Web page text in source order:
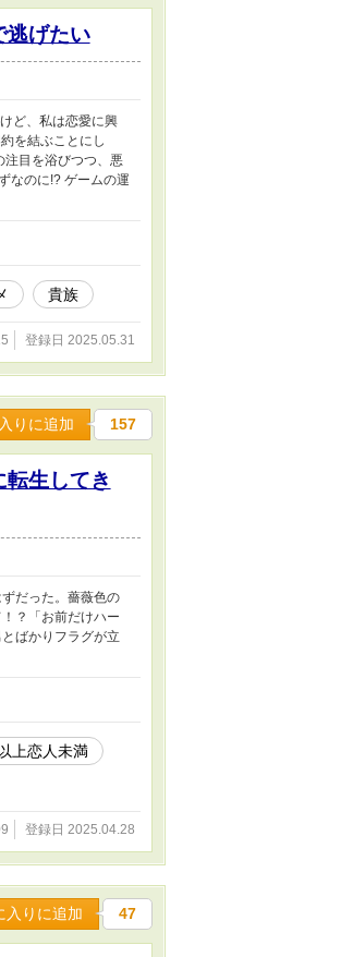
逃げたい
ど、私は恋愛に興
を結ぶことにし
注目を浴びつつ、悪
なのに!? ゲームの運
貴族
登録日 2025.05.31
りに追加 157
生してき
だった。薔薇色の
？「お前だけハー
ばかりフラグが立
上恋人未満
登録日 2025.04.28
入りに追加 47